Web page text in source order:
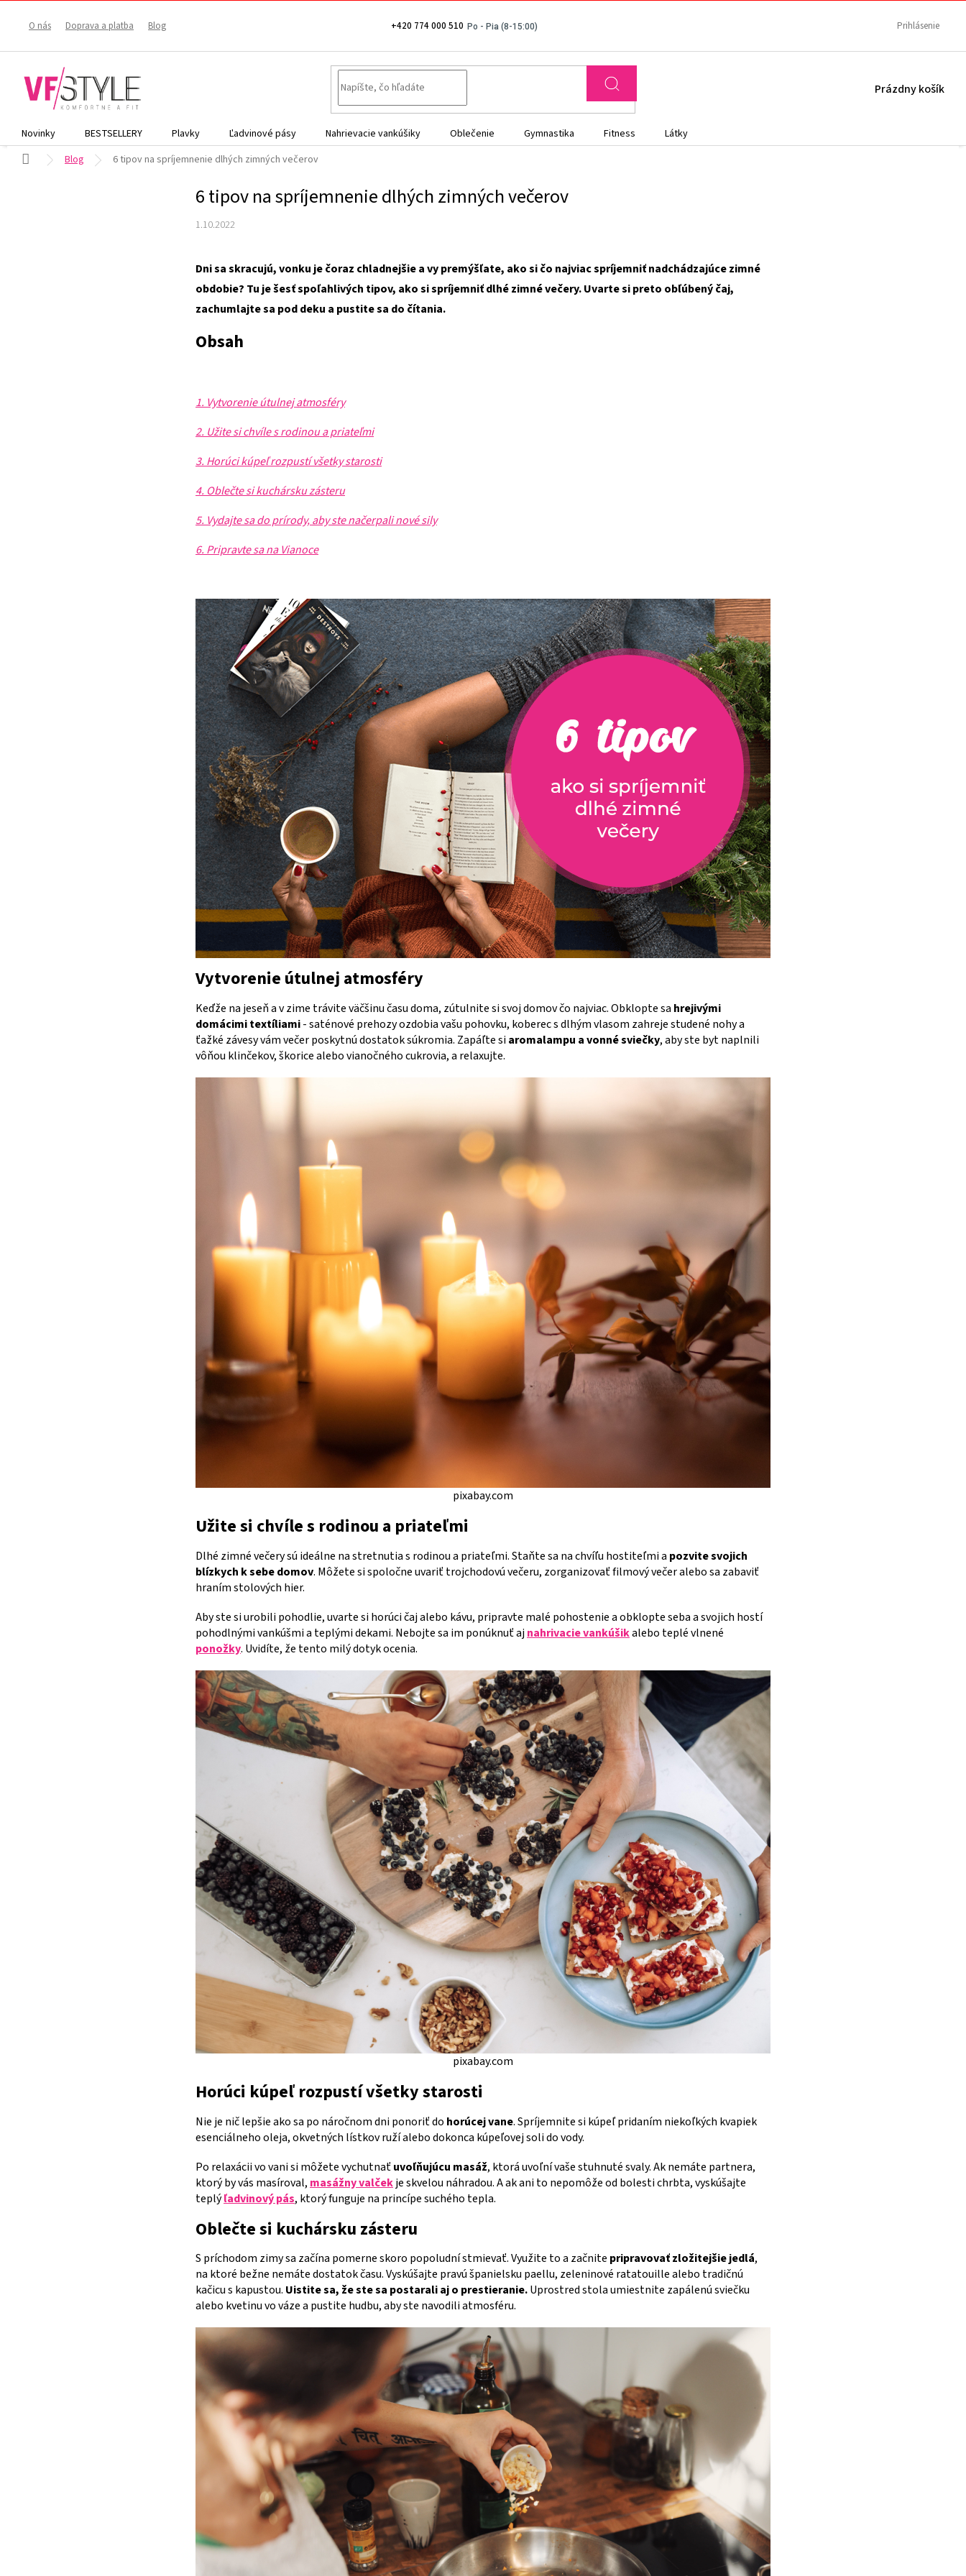
+420 774 000 510
O nás Doprava a platba Blog Prihlásenie
NÁKUPNÝ
Prázdny košík
Novinky BESTSELLERY Plavky Ľadvinové pásy Nahrievacie vankúšiky Oblečenie Gymnastika Fitness
Látky
DomovBlog 6 tipov na spríjemnenie dlhých zimných večerov
6 tipov na spríjemnenie dlhých zimných večerov
1.10.2022
Dni sa skracujú, vonku je čoraz chladnejšie a vy premýšľate, ako si čo najviac spríjemniť nadchádzajúce zimné
obdobie? Tu je šesť spoľahlivých tipov, ako si spríjemniť dlhé zimné večery. Uvarte si preto obľúbený čaj,
zachumlajte sa pod deku a pustite sa do čítania.
Obsah
1. Vytvorenie útulnej atmosféry
2. Užite si chvíle s rodinou a priateľmi
3. Horúci kúpeľ rozpustí všetky starosti
4. Oblečte si kuchársku zásteru
5. Vydajte sa do prírody, aby ste načerpali nové sily
6. Pripravte sa na Vianoce
Vytvorenie útulnej atmosféry
Keďže na jeseň a v zime trávite väčšinu času doma, zútulnite si svoj domov čo najviac. Obklopte sa hrejivými
domácimi textíliami- saténové prehozy ozdobia vašu pohovku, koberec s dlhým vlasom zahreje studené nohy a
ťažké závesy vám večer poskytnú dostatok súkromia. Zapáľte siaromalampu a vonné sviečky, aby ste byt naplnili
vôňou klinčekov, škorice alebo vianočného cukrovia, a relaxujte.
pixabay.com
Užite si chvíle s rodinou a priateľmi
Dlhé zimné večery sú ideálne na stretnutia s rodinou a priateľmi. Staňte sa na chvíľu hostiteľmi a pozvite svojich
blízkych k sebe domov. Môžete si spoločne uvariť trojchodovú večeru, zorganizovať filmový večer alebo sa zabaviť
hraním stolových hier.
Aby ste si urobili pohodlie, uvarte si horúci čaj alebo kávu, pripravte malé pohostenie a obklopte seba a svojich hostí
pohodlnými vankúšmi a teplými dekami. Nebojte sa im ponúknuť ajnahrivacie vankúšikalebo teplé vlnené
ponožky. Uvidíte, že tento milý dotyk ocenia.
pixabay.com
Horúci kúpeľ rozpustí všetky starosti
Nie je nič lepšie ako sa po náročnom dni ponoriť do horúcej vane. Spríjemnite si kúpeľ pridaním niekoľkých kvapiek
esenciálneho oleja, okvetných lístkov ruží alebo dokonca kúpeľovej soli do vody.
Po relaxácii vo vani si môžete vychutnaťuvoľňujúcu masáž, ktorá uvoľní vaše stuhnuté svaly. Ak nemáte partnera,
ktorý by vás masíroval, masážny valčekje skvelou náhradou. A ak ani to nepomôže od bolesti chrbta, vyskúšajte
teplýľadvinový pás, ktorý funguje na princípe suchého tepla.
Oblečte si kuchársku zásteru
S príchodom zimy sa začína pomerne skoro popoludní stmievať. Využite to a začnite pripravovať zložitejšie jedlá,
na ktoré bežne nemáte dostatok času. Vyskúšajte pravú španielsku paellu, zeleninové ratatouille alebo tradičnú
kačicu s kapustou. Uistite sa, že ste sa postarali aj o prestieranie.Uprostred stola umiestnite zapálenú sviečku
alebo kvetinu vo váze a pustite hudbu, aby ste navodili atmosféru.